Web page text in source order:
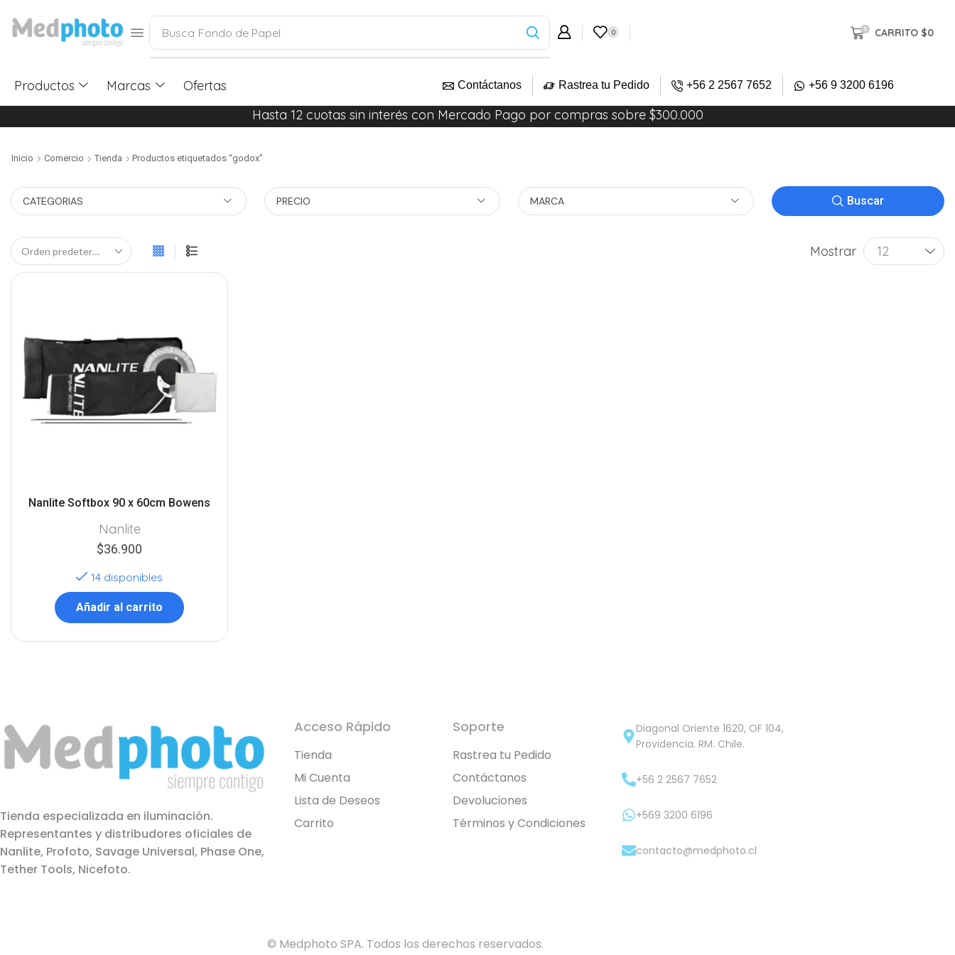
Busca Fondo de Papel 0 0 CARRITO $0
Productos Marcas Ofertas Contáctanos Rastrea tu Pedido +56 2 2567 7652 +56 9 3200 6196
Hasta 12 cuotas sin interés con Mercado Pago por compras sobre $300.000
Inicio Comercio Tienda Productos etiquetados “godox”
CATEGORIAS PRECIO MARCA Buscar
Mostrar
Nanlite Softbox 90 x 60cm Bowens
Nanlite
$36.900
14 disponibles
Añadir al carrito
Tienda especializada en iluminación.
Representantes y distribudores oficiales de
Nanlite, Profoto, Savage Universal, Phase One,
Tether Tools, Nicefoto.
Acceso Rápido
Tienda
Mi Cuenta
Lista de Deseos
Carrito
Soporte
Rastrea tu Pedido
Contáctanos
Devoluciones
Términos y Condiciones
Diagonal Oriente 1620, OF 104,
Providencia. RM. Chile.
+56 2 2567 7652
+569 3200 6196
contacto@medphoto.cl
© Medphoto SPA. Todos los derechos reservados.